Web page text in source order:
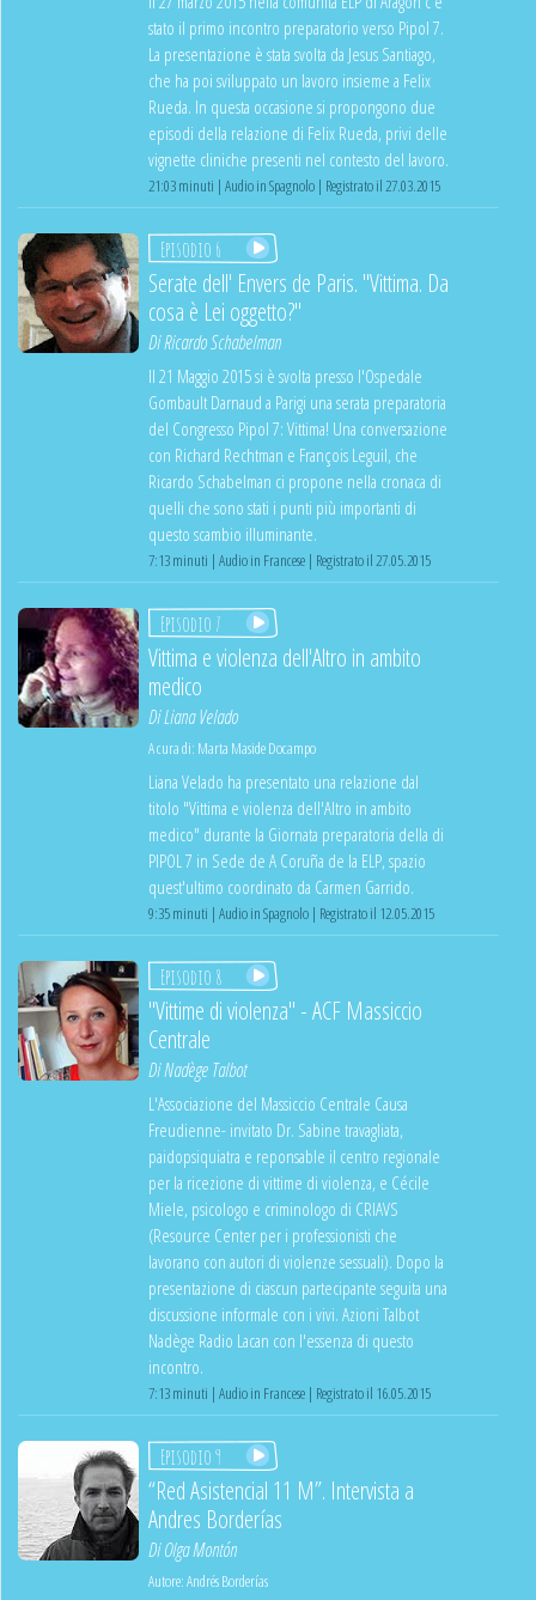
stato il primo incontro preparatorio verso Pipol 7.
La presentazione è stata svolta da Jesus Santiago,
che ha poi sviluppato un lavoro insieme a Felix
Rueda. In questa occasione si propongono due
episodi della relazione di Felix Rueda, privi delle
vignette cliniche presenti nel contesto del lavoro.
21:03 minuti | Audio in Spagnolo | Registrato il 27.03.2015
Episodio 6
Serate dell' Envers de Paris. "Vittima. Da
cosa è Lei oggetto?"
DiRicardo Schabelman
Il 21 Maggio 2015 si è svolta presso l'Ospedale
Gombault Darnaud a Parigi una serata preparatoria
del Congresso Pipol 7: Vittima! Una conversazione
con Richard Rechtman e François Leguil, che
Ricardo Schabelman ci propone nella cronaca di
quelli che sono stati i punti più importanti di
questo scambio illuminante.
7:13 minuti | Audio in Francese | Registrato il 27.05.2015
Episodio 7
Vittima e violenza dell'Altro in ambito
medico
DiLiana Velado
A cura di: Marta Maside Docampo
Liana Velado ha presentato una relazione dal
titolo "Vittima e violenza dell'Altro in ambito
medico" durante la Giornata preparatoria della di
PIPOL 7 in Sede de A Coruña de la ELP, spazio
quest'ultimo coordinato da Carmen Garrido.
9:35 minuti | Audio in Spagnolo | Registrato il 12.05.2015
Episodio 8
"Vittime di violenza" - ACF Massiccio
Centrale
DiNadège Talbot
L'Associazione del Massiccio Centrale Causa
Freudienne- invitato Dr. Sabine travagliata,
paidopsiquiatra e reponsable il centro regionale
per la ricezione di vittime di violenza, e Cécile
Miele, psicologo e criminologo di CRIAVS
(Resource Center per i professionisti che
lavorano con autori di violenze sessuali). Dopo la
presentazione di ciascun partecipante seguita una
discussione informale con i vivi. Azioni Talbot
Nadège Radio Lacan con l'essenza di questo
incontro.
7:13 minuti | Audio in Francese | Registrato il 16.05.2015
Episodio 9
“Red Asistencial 11 M”. Intervista a
Andres Borderías
DiOlga Montón
Autore:Andrés Borderías